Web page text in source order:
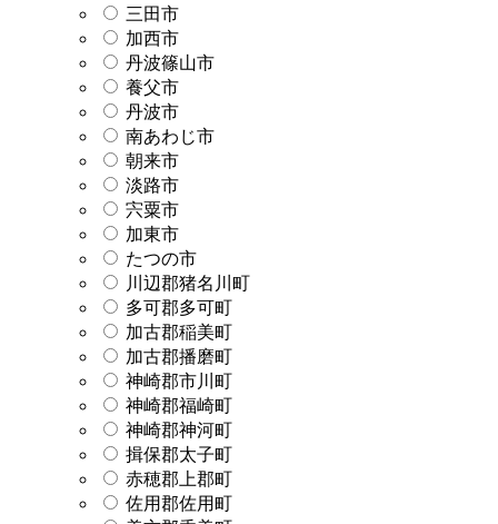
三田市
加西市
丹波篠山市
養父市
丹波市
南あわじ市
朝来市
淡路市
宍粟市
加東市
たつの市
川辺郡猪名川町
多可郡多可町
加古郡稲美町
加古郡播磨町
神崎郡市川町
神崎郡福崎町
神崎郡神河町
揖保郡太子町
赤穂郡上郡町
佐用郡佐用町